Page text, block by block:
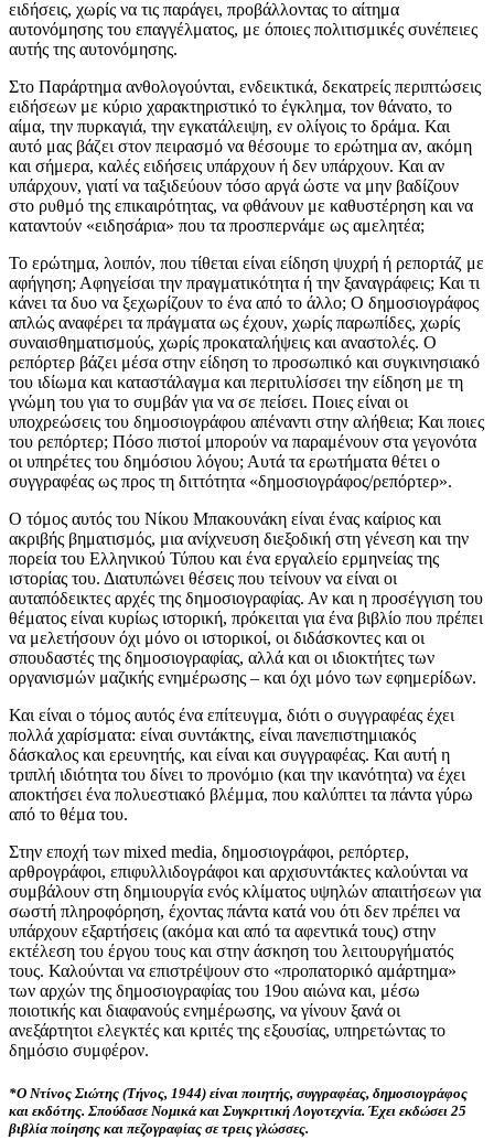
ειδήσεις, χωρίς να τις παράγει, προβάλλοντας το αίτημα
αυτονόμησης του επαγγέλματος, με όποιες πολιτισμικές συνέπειες
αυτής της αυτονόμησης.
Στο Παράρτημα ανθολογούνται, ενδεικτικά, δεκατρείς περιπτώσεις
ειδήσεων με κύριο χαρακτηριστικό το έγκλημα, τον θάνατο, το
αίμα, την πυρκαγιά, την εγκατάλειψη, εν ολίγοις το δράμα. Και
αυτό μας βάζει στον πειρασμό να θέσουμε το ερώτημα αν, ακόμη
και σήμερα, καλές ειδήσεις υπάρχουν ή δεν υπάρχουν. Και αν
υπάρχουν, γιατί να ταξιδεύουν τόσο αργά ώστε να μην βαδίζουν
στο ρυθμό της επικαιρότητας, να φθάνουν με καθυστέρηση και να
καταντούν «ειδησάρια» που τα προσπερνάμε ως αμελητέα;
Το ερώτημα, λοιπόν, που τίθεται είναι είδηση ψυχρή ή ρεπορτάζ με
αφήγηση; Αφηγείσαι την πραγματικότητα ή την ξαναγράφεις; Και τι
κάνει τα δυο να ξεχωρίζουν το ένα από το άλλο; Ο δημοσιογράφος
απλώς αναφέρει τα πράγματα ως έχουν, χωρίς παρωπίδες, χωρίς
συναισθηματισμούς, χωρίς προκαταλήψεις και αναστολές. Ο
ρεπόρτερ βάζει μέσα στην είδηση το προσωπικό και συγκινησιακό
του ιδίωμα και καταστάλαγμα και περιτυλίσσει την είδηση με τη
γνώμη του για το συμβάν για να σε πείσει. Ποιες είναι οι
υποχρεώσεις του δημοσιογράφου απέναντι στην αλήθεια; Και ποιες
του ρεπόρτερ; Πόσο πιστοί μπορούν να παραμένουν στα γεγονότα
οι υπηρέτες του δημόσιου λόγου; Αυτά τα ερωτήματα θέτει ο
συγγραφέας ως προς τη διττότητα «δημοσιογράφος/ρεπόρτερ».
Ο τόμος αυτός του Νίκου Μπακουνάκη είναι ένας καίριος και
ακριβής βηματισμός, μια ανίχνευση διεξοδική στη γένεση και την
πορεία του Ελληνικού Τύπου και ένα εργαλείο ερμηνείας της
ιστορίας του. Διατυπώνει θέσεις που τείνουν να είναι οι
αυταπόδεικτες αρχές της δημοσιογραφίας. Αν και η προσέγγιση του
θέματος είναι κυρίως ιστορική, πρόκειται για ένα βιβλίο που πρέπει
να μελετήσουν όχι μόνο οι ιστορικοί, οι διδάσκοντες και οι
σπουδαστές της δημοσιογραφίας, αλλά και οι ιδιοκτήτες των
οργανισμών μαζικής ενημέρωσης – και όχι μόνο των εφημερίδων.
Και είναι ο τόμος αυτός ένα επίτευγμα, διότι ο συγγραφέας έχει
πολλά χαρίσματα: είναι συντάκτης, είναι πανεπιστημιακός
δάσκαλος και ερευνητής, και είναι και συγγραφέας. Και αυτή η
τριπλή ιδιότητα του δίνει το προνόμιο (και την ικανότητα) να έχει
αποκτήσει ένα πολυεστιακό βλέμμα, που καλύπτει τα πάντα γύρω
από το θέμα του.
Στην εποχή των mixed media, δημοσιογράφοι, ρεπόρτερ,
αρθρογράφοι, επιφυλλιδογράφοι και αρχισυντάκτες καλούνται να
συμβάλουν στη δημιουργία ενός κλίματος υψηλών απαιτήσεων για
σωστή πληροφόρηση, έχοντας πάντα κατά νου ότι δεν πρέπει να
υπάρχουν εξαρτήσεις (ακόμα και από τα αφεντικά τους) στην
εκτέλεση του έργου τους και στην άσκηση του λειτουργήματός
τους. Καλούνται να επιστρέψουν στο «προπατορικό αμάρτημα»
των αρχών της δημοσιογραφίας του 19ου αιώνα και, μέσω
ποιοτικής και διαφανούς ενημέρωσης, να γίνουν ξανά οι
ανεξάρτητοι ελεγκτές και κριτές της εξουσίας, υπηρετώντας το
δημόσιο συμφέρον.
*Ο Ντίνος Σιώτης (Τήνος, 1944) είναι ποιητής, συγγραφέας, δημοσιογράφος
και εκδότης. Σπούδασε Νομικά και Συγκριτική Λογοτεχνία. Έχει εκδώσει 25
βιβλία ποίησης και πεζογραφίας σε τρεις γλώσσες.